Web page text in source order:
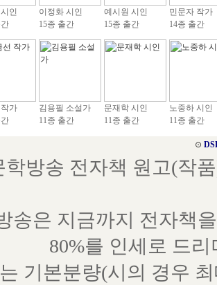
인
이정화 시인
15종 출간
예시원 시인
15종 출간
민문자 작가
14종 출간
가
김용필 소설가
11종 출간
문재학 시인
11종 출간
노중하 시인
11종 출간
⊙
학방송 전자책 원고(작
송은 지금까지 전자책
80%를 인세로 드
기본분량(시의 경우